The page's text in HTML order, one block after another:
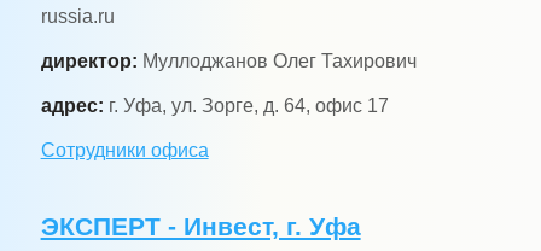
russia.ru
директор: Муллоджанов Олег Тахирович
адрес: г. Уфа, ул. Зорге, д. 64, офис 17
Сотрудники офиса
ЭКСПЕРТ - Инвест, г. Уфа